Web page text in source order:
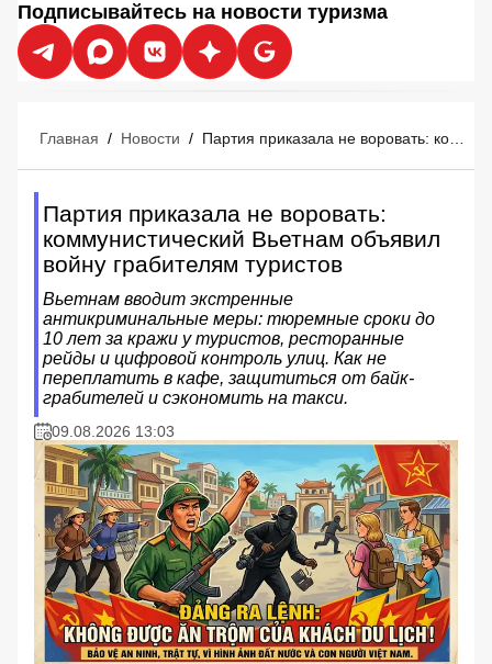
Подписывайтесь на новости туризма
Главная / Новости /
Партия приказала не воровать:
коммунистический Вьетнам объявил
войну грабителям туристов
Вьетнам вводит экстренные
антикриминальные меры: тюремные сроки до
10 лет за кражи у туристов, ресторанные
рейды и цифровой контроль улиц. Как не
переплатить в кафе, защититься от байк-
грабителей и сэкономить на такси.
09.08.2026 13:03